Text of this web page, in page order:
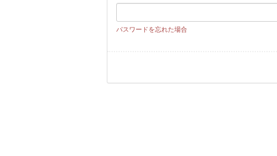
パスワードを忘れた場合